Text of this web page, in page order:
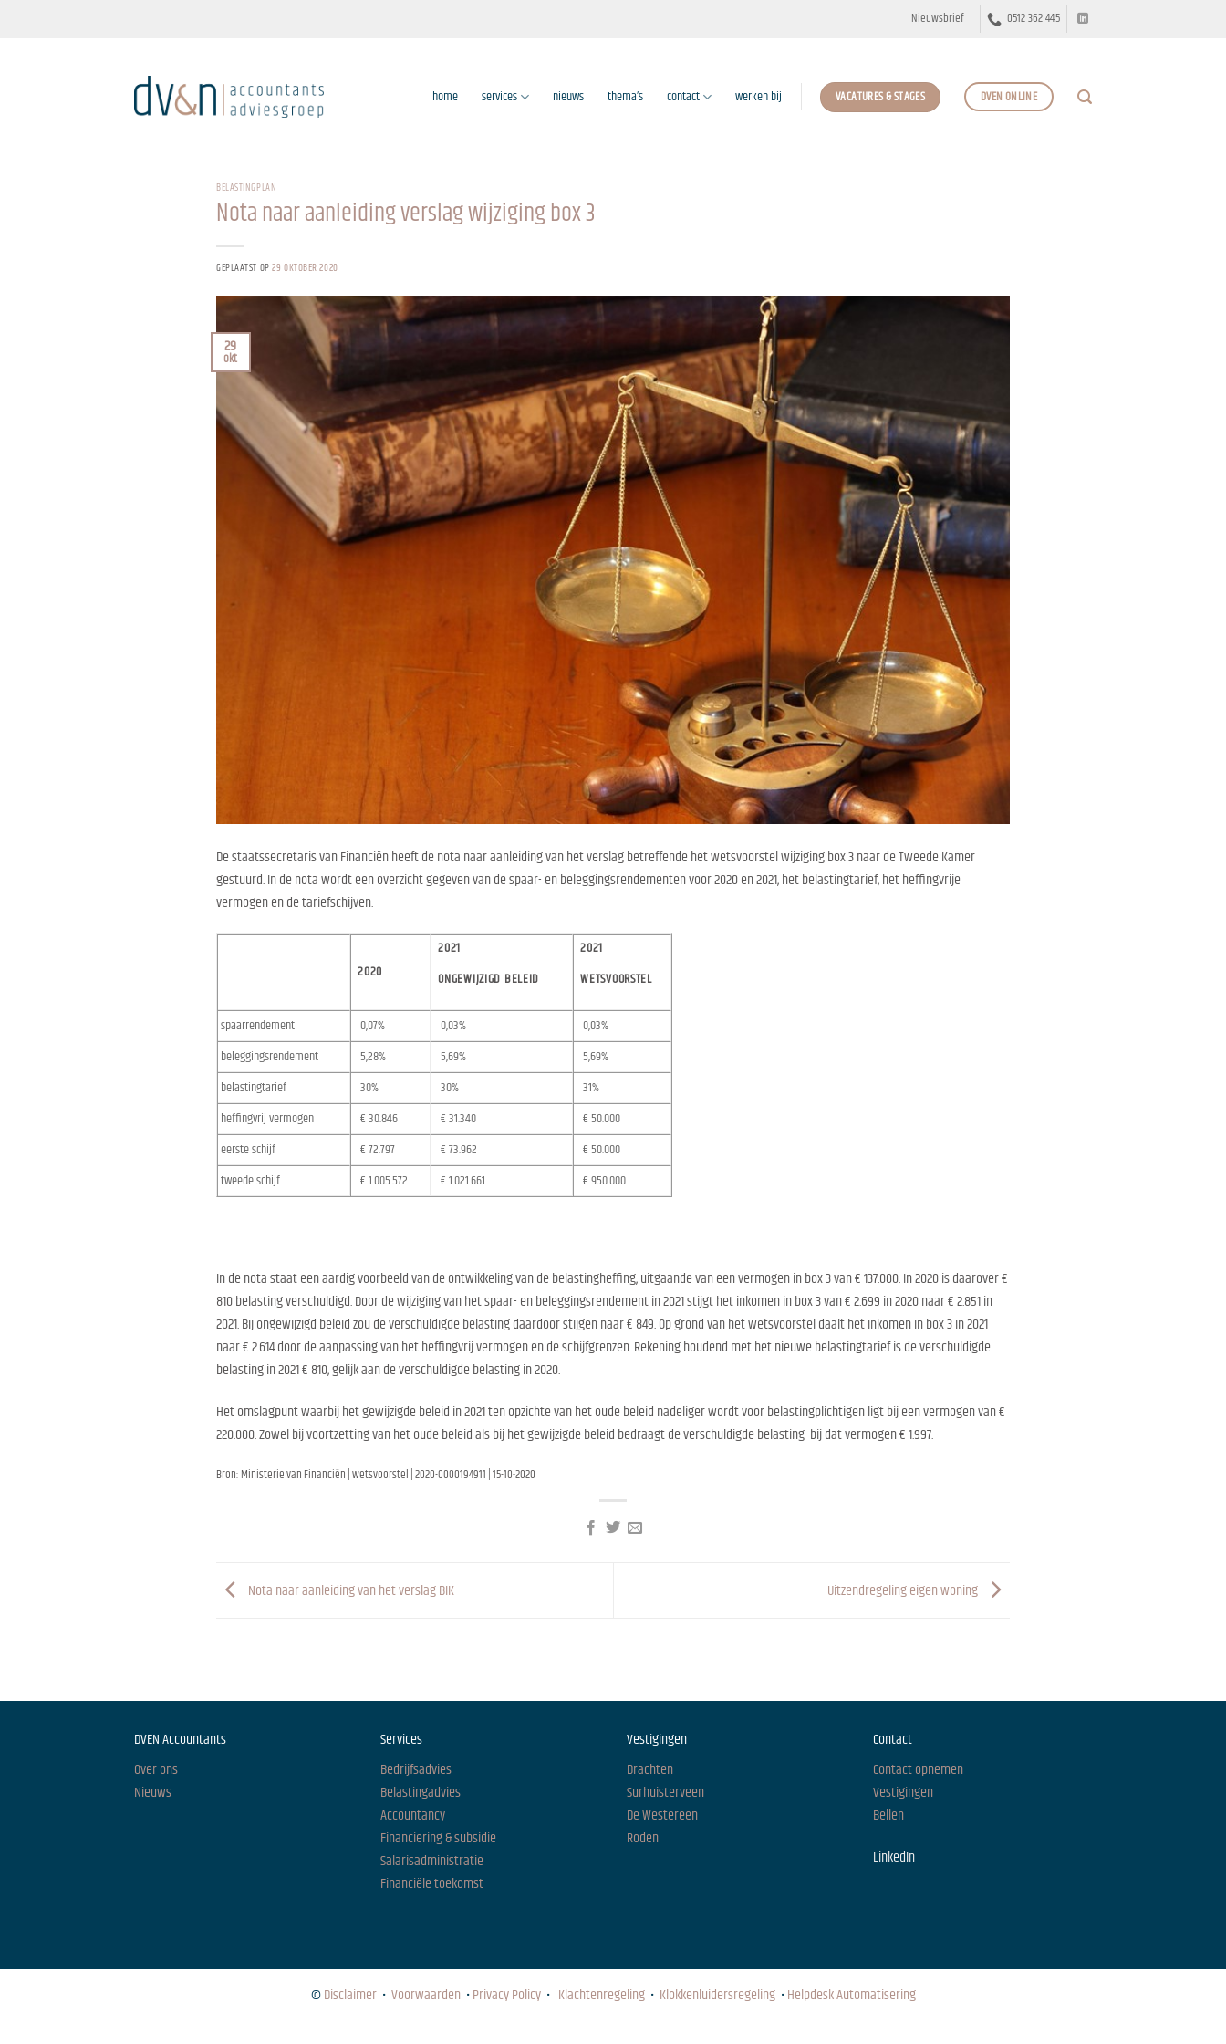
Nieuwsbrief 0512 362 445
home services nieuws thema’s contact werken bij VACATURES & STAGES DVEN ONLINE
BELASTINGPLAN
Nota naar aanleiding verslag wijziging box 3
GEPLAATST OP29 OKTOBER 2020
29
okt
De staatssecretaris van Financiën heeft de nota naar aanleiding van het verslag betreffende het wetsvoorstel wijziging box 3 naar de Tweede Kamer
gestuurd. In de nota wordt een overzicht gegeven van de spaar- en beleggingsrendementen voor 2020 en 2021, het belastingtarief, het heffingvrije
vermogen en de tariefschijven.
2020
2021
ONGEWIJZIGD BELEID
2021
WETSVOORSTEL
spaarrendement 0,07% 0,03%
0,03%
beleggingsrendement
5,28% 5,69%
5,69%
belastingtarief
30% 30%
31%
heffingvrij vermogen
€ 30.846 € 31.340
€ 50.000
eerste schijf
€ 72.797 € 73.962
€ 50.000
tweede schijf
€ 1.005.572 € 1.021.661 € 950.000
In de nota staat een aardig voorbeeld van de ontwikkeling van de belastingheffing, uitgaande van een vermogen in box 3 van € 137.000. In 2020 is daarover €
810 belasting verschuldigd. Door de wijziging van het spaar- en beleggingsrendement in 2021 stijgt het inkomen in box 3 van € 2.699 in 2020 naar € 2.851 in
2021. Bij ongewijzigd beleid zou de verschuldigde belasting daardoor stijgen naar € 849. Op grond van het wetsvoorstel daalt het inkomen in box 3 in 2021
naar € 2.614 door de aanpassing van het heffingvrij vermogen en de schijfgrenzen. Rekening houdend met het nieuwe belastingtarief is de verschuldigde
belasting in 2021 € 810, gelijk aan de verschuldigde belasting in 2020.
Het omslagpunt waarbij het gewijzigde beleid in 2021 ten opzichte van het oude beleid nadeliger wordt voor belastingplichtigen ligt bij een vermogen van €
220.000. Zowel bij voortzetting van het oude beleid als bij het gewijzigde beleid bedraagt de verschuldigde belasting bij dat vermogen € 1.997.
Bron: Ministerie van Financiën | wetsvoorstel | 2020-0000194911 | 15-10-2020
Nota naar aanleiding van het verslag BIK Uitzendregeling eigen woning
DVEN Accountants
Over ons
Nieuws
Services
Bedrijfsadvies
Belastingadvies
Accountancy
Financiering & subsidie
Salarisadministratie
Financiële toekomst
Vestigingen
Drachten
Surhuisterveen
De Westereen
Roden
Contact
Contact opnemen
Vestigingen
Bellen
LinkedIn
©Disclaimer• Voorwaarden •Privacy Policy• Klachtenregeling• Klokkenluidersregeling•Helpdesk Automatisering